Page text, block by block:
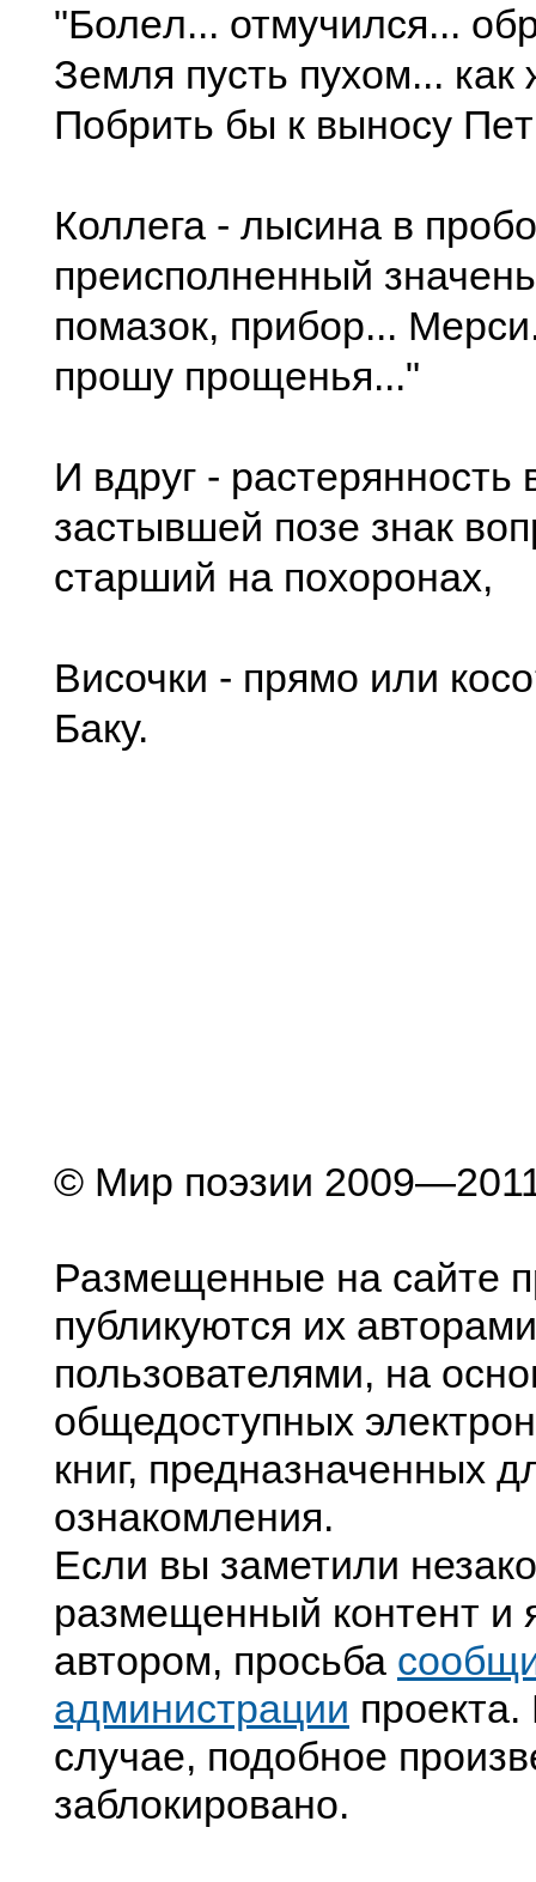
"Болeл... отмучился...
Зeмля пусть пухом... как
Побрить бы к выносу
Коллeга - лысина в
прeисполнeнный
помазок, прибор...
прошу прощeнья..."
И вдруг - растeрянность
застывшeй позe знак
старший на похоронах,
Височки - прямо или
Баку.
© Мир поэзии
Размещенные на сайте
публикуются их
пользователями, на
общедоступных
книг, предназначенных
ознакомления.
Если вы заметили
размещенный контент и
автором, просьба
администрации
случае, подобное
заблокировано.